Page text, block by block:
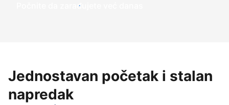
Počnite da zarađujete već danas
Jednostavan početak i stalan
napredak